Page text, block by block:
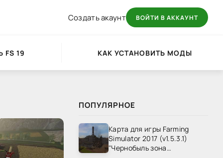
Создать акаунт ВОЙТИ В АККАУНТ
FS 19 КАК УСТАНОВИТЬ МОДЫ
ПОПУЛЯРНОЕ
Карта для игры Farming
Simulator 2017 (v1.5.3.1)
"Чернобыль зона